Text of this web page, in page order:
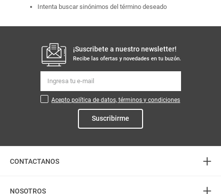
Intenta buscar sinónimos del término deseado
¡Suscribete a nuestro newsletter!
Recibe las ofertas y novedades en tu buzón.
Acepto política de datos, términos y condiciones
Suscribirme
CONTACTANOS +
Atención telefónica
NOSOTROS